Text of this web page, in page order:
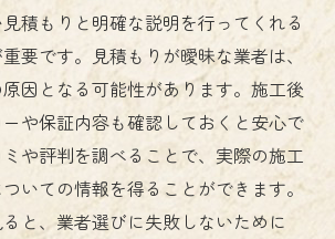
積もりと明確な説明を行ってくれる
要です。見積もりが曖昧な業者は、
因となる可能性があります。施工後
や保証内容も確認しておくと安心で
や評判を調べることで、実際の施工
いての情報を得ることができます。
と、業者選びに失敗しないために